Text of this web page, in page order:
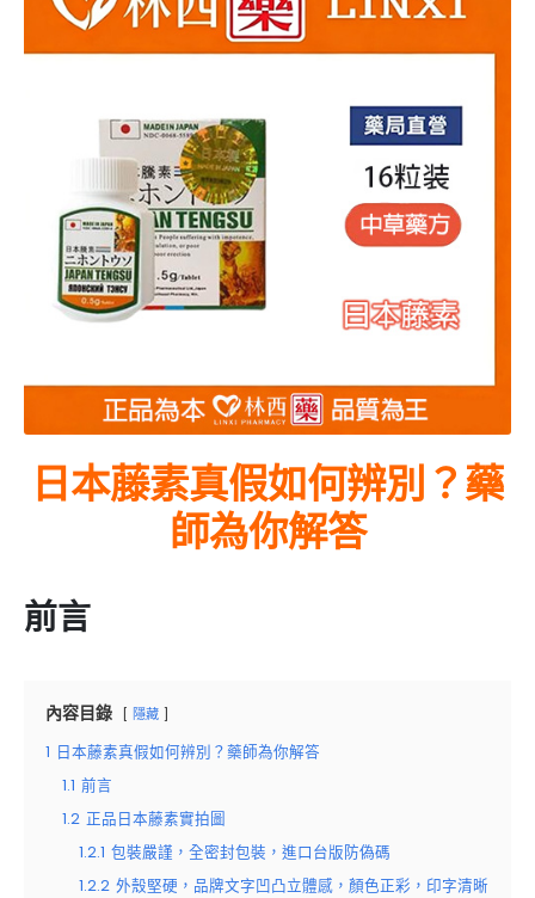
日本藤素真假如何辨別？藥
師為你解答
前言
內容目錄 隱藏
1 日本藤素真假如何辨別？藥師為你解答
1.1 前言
1.2 正品日本藤素實拍圖
1.2.1 包裝嚴謹，全密封包裝，進口台版防偽碼
1.2.2 外殼堅硬，品牌文字凹凸立體感，顏色正彩，印字清晰